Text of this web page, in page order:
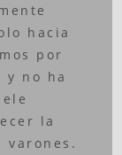
hacia
por
no ha
la
varones.